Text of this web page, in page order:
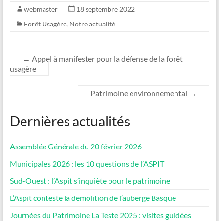
webmaster
18 septembre 2022
Forêt Usagère, Notre actualité
← Appel à manifester pour la défense de la forêt
usagère
Patrimoine environnemental →
Dernières actualités
Assemblée Générale du 20 février 2026
Municipales 2026 : les 10 questions de l’ASPIT
Sud-Ouest : l’Aspit s’inquiète pour le patrimoine
L’Aspit conteste la démolition de l’auberge Basque
Journées du Patrimoine La Teste 2025 : visites guidées